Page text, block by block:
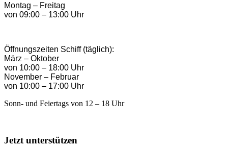
Montag – Freitag
von 09:00 – 13:00 Uhr
Öffnungszeiten Schiff (täglich):
März – Oktober
von 10:00 – 18:00 Uhr
November – Februar
von 10:00 – 17:00 Uhr
Sonn- und Feiertags von 12 – 18 Uhr
Jetzt unterstützen